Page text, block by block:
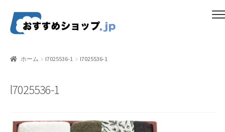
ナ
ビ
ン
キ
コ
ン
ス
プ
ギフトカタログ（ユニバース）
gold-form
ホーム l7025536-1 l7025536-1
l7025536-1